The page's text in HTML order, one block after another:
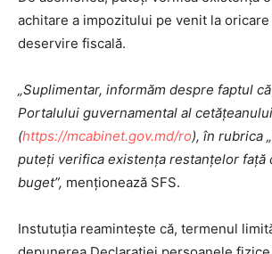
achitare a impozitului pe venit la
deservire fiscală.
„Suplimentar, informăm despre faptul
Portalului guvernamental al cetățeanului
(https://mcabinet.gov.md/ro), în rubrica
puteți verifica existența restanțelor față
buget”, menționează SFS.
Instutuția reamintește că, termenul